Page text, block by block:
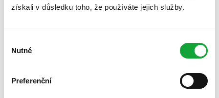
získali v důsledku toho, že používáte jejich služby.
souhlasu
Nutné
Preferenční